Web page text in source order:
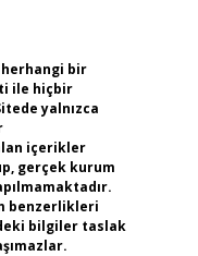
bir
ile hiçbir
yalnızca
içerikler
gerçek kurum
benzerlikleri
bilgiler taslak